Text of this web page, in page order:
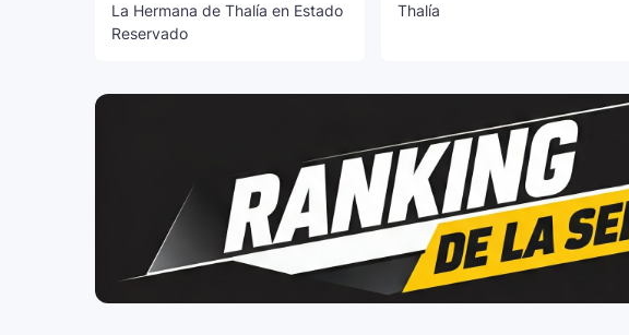
La Hermana de Thalía en Estado
Reservado
Thalía